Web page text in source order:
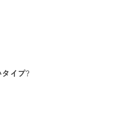
タイプ?